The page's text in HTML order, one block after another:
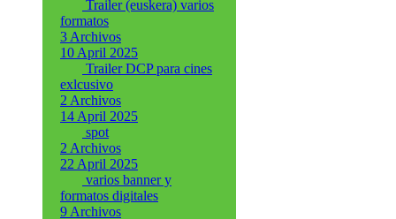
Trailer (euskera) varios
formatos
3 Archivos
10 April 2025
Trailer DCP para cines
exlcusivo
2 Archivos
14 April 2025
spot
2 Archivos
22 April 2025
varios banner y
formatos digitales
9 Archivos